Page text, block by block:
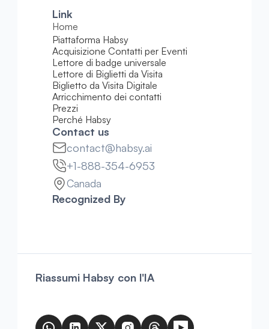
Link
Home
Piattaforma Habsy
Acquisizione Contatti per Eventi
Lettore di badge universale
Lettore di Biglietti da Visita
Biglietto da Visita Digitale
Arricchimento dei contatti
Prezzi
Perché Habsy
Contact us
contact@habsy.ai
+1-888-354-6953
Canada
Recognized By
Riassumi Habsy con l'IA